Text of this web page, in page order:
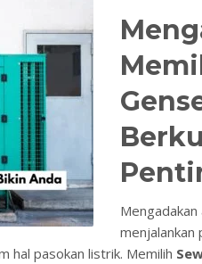
order. 3
support@website.com . Thank you!
Mengadakan
menjalankan
hal pasokan listrik. Memilih